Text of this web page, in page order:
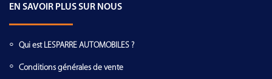
EN SAVOIR PLUS SUR NOUS
Qui est LESPARRE AUTOMOBILES ?
Conditions générales de vente